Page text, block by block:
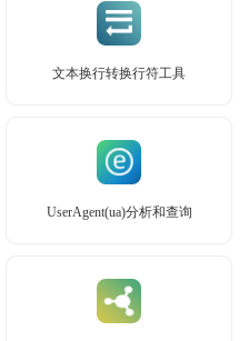
文本换行转换行符工具
UserAgent(ua)分析和查询